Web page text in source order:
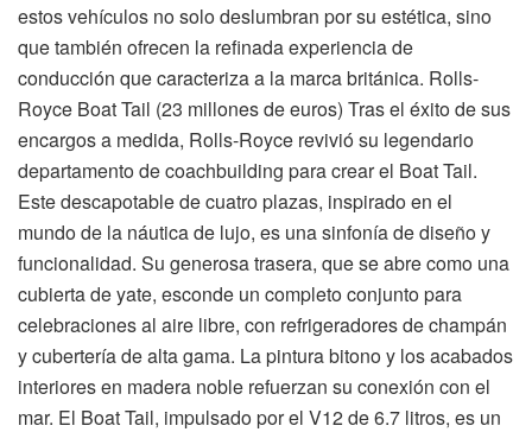
estos vehículos no solo deslumbran por su estética, sino
que también ofrecen la refinada experiencia de
conducción que caracteriza a la marca británica. Rolls-
Royce Boat Tail (23 millones de euros) Tras el éxito de sus
encargos a medida, Rolls-Royce revivió su legendario
departamento de coachbuilding para crear el Boat Tail.
Este descapotable de cuatro plazas, inspirado en el
mundo de la náutica de lujo, es una sinfonía de diseño y
funcionalidad. Su generosa trasera, que se abre como una
cubierta de yate, esconde un completo conjunto para
celebraciones al aire libre, con refrigeradores de champán
y cubertería de alta gama. La pintura bitono y los acabados
interiores en madera noble refuerzan su conexión con el
mar. El Boat Tail, impulsado por el V12 de 6.7 litros, es un